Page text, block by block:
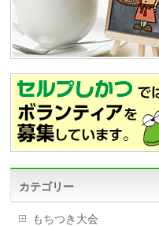
カテゴリー
もちつき大会